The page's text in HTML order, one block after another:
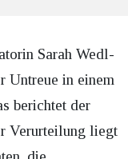
Sarah Wedl-
Untreue in einem
berichtet der
Verurteilung liegt